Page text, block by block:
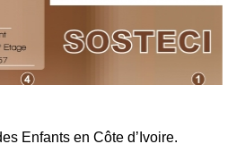
Enfants en Côte d’Ivoire.